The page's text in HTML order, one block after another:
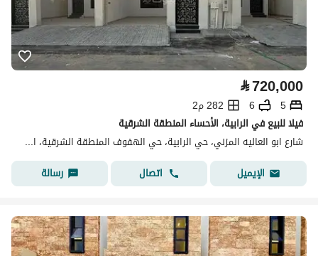
⃁720,000
5
6
282 م2
فيلا للبيع في الرابية، الأحساء المنطقة الشرقية
شارع ابو العاليه المزني، حي الرابية، حي الهفوف المنطقة الشرقية، الأحساء
الإيميل
اتصال رسالة